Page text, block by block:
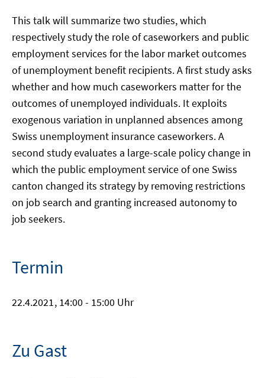
This talk will summarize two studies, which
respectively study the role of caseworkers and public
employment services for the labor market outcomes
of unemployment benefit recipients. A first study asks
whether and how much caseworkers matter for the
outcomes of unemployed individuals. It exploits
exogenous variation in unplanned absences among
Swiss unemployment insurance caseworkers. A
second study evaluates a large-scale policy change in
which the public employment service of one Swiss
canton changed its strategy by removing restrictions
on job search and granting increased autonomy to
job seekers.
Termin
22.4.2021, 14:00 - 15:00 Uhr
Zu Gast